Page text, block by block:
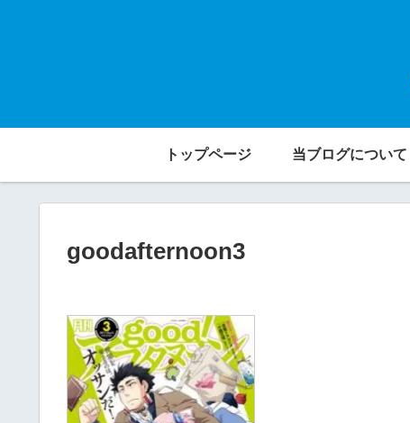
トップページ 当ブログについて
goodafternoon3